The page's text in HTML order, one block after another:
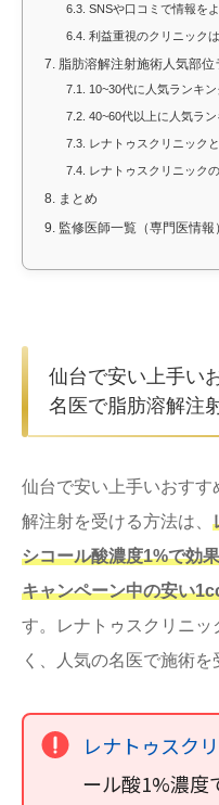
6.3. SNSや口コミで情報を
6.4. 利益重視のクリニック
7. 脂肪溶解注射施術人気部位
7.1. 10~30代に人気ランキ
7.2. 40~60代以上に人気ラ
7.3. レナトゥスクリニック
7.4. レナトゥスクリニック
8. まとめ
9. 監修医師一覧（専門医情報）
仙台で安い上手い
名医で脂肪溶解注
仙台で安い上手いおす
解注射を受ける方法は、
シコール酸濃度1%で効
キャンペーン中の安い
す。レナトゥスクリニ
く、人気の名医で施術を
レナトゥスク
ール酸1%濃度